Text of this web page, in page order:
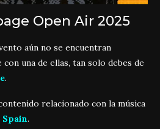
Open Air 2025
aún no se encuentran
una de ellas, tan solo debes de
.
relacionado con la música
.